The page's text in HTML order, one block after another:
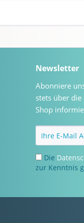
Newsletter
Abonniere
stets über
Shop
Die
zur Kenntnis